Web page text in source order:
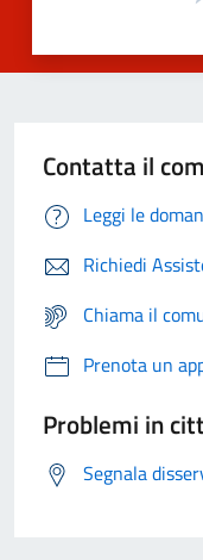
Contatta il
Leggi le
Richiedi
Chiama il
Prenota un
Problemi in
Segnala